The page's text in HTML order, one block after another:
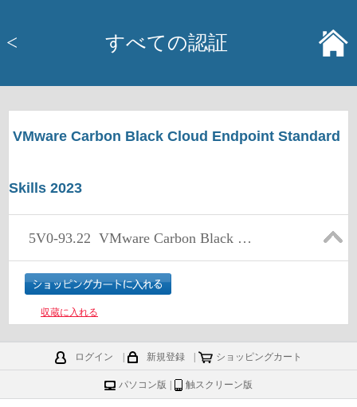
< すべての認証
VMware Carbon Black Cloud Endpoint Standard
Skills 2023
5V0-93.22 VMware Carbon Black Cloud Endpoint Standard Skills
収蔵に入れる
ログイン 新規登録 ショッピングカート
パソコン版 触スクリーン版